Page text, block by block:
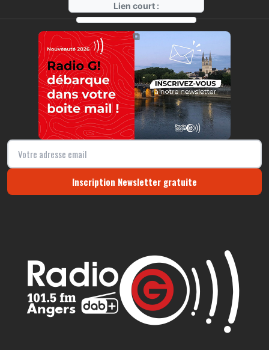
Lien court :
https://radio-g.fr?12394
⧉
Inscription Newsletter gratuite